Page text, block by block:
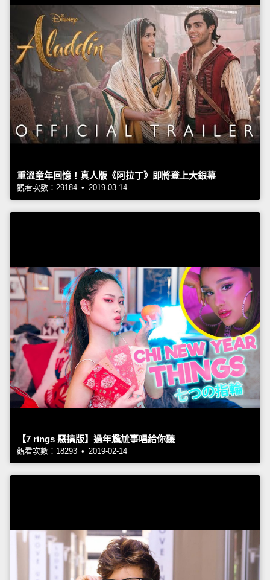
重溫童年回憶！真人版《阿拉丁》即將登上大銀幕
觀看次數：29184 • 2019-03-14
【7 rings 惡搞版】過年尷尬事唱給你聽
觀看次數：18293 • 2019-02-14